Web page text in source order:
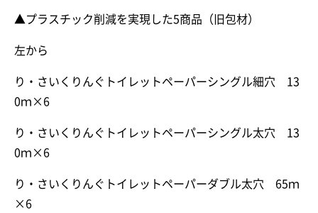
▲プラスチック削減を実現した5商品（旧包材）
左から
り・さいくりんぐトイレットペーパーシングル細穴 13
0ｍ×6
り・さいくりんぐトイレットペーパーシングル太穴 13
0ｍ×6
り・さいくりんぐトイレットペーパーダブル太穴 65ｍ
×6